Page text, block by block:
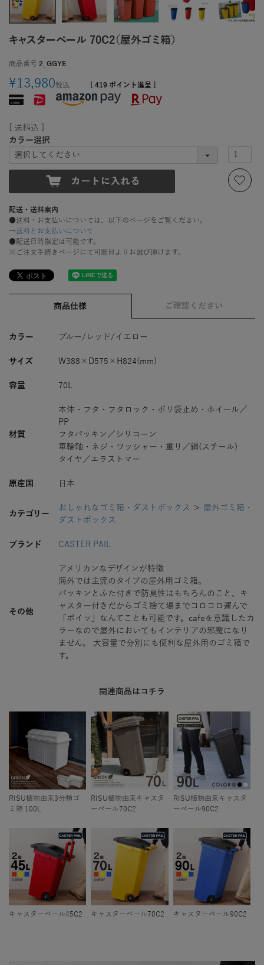
キャスターペール 70C2（屋外ゴミ箱）
商品番号 2_GGYE
¥13,980税込 419 ポイント進呈 ]
送料込
カラー選択
配送・送料案内
●送料・お支払いについては、以下のページをご覧ください。
→送料とお支払いについて
●配送日時指定は可能です。
※ご注文手続きページにて可能日よりお選び頂けます。
商品仕様 ご確認ください
カラー ブルー/レッド/イエロー
サイズ W388×D575×H824(mm)
容量 70L
材質
本体・フタ・フタロック・ポリ袋止め・ホイール／
PP
フタパッキン／シリコーン
車輪軸・ネジ・ワッシャー・重り／鋼(スチール)
タイヤ／エラストマー
原産国 日本
カテゴリー
おしゃれなゴミ箱・ダストボックス ＞ 屋外ゴミ箱・
ダストボックス
ブランド CASTER PAIL
その他
アメリカンなデザインが特徴
海外では主流のタイプの屋外用ゴミ箱。
パッキンとふた付きで防臭性はもちろんのこと、キ
ャスター付きだからゴミ捨て場までコロコロ運んで
「ポイッ」なんてことも可能です。cafeを意識したカ
ラーなので屋外においてもインテリアの邪魔になり
ません。
大容量で分別にも便利な屋外用のゴミ箱で
す。
関連商品はコチラ
RISU植物由来3分類ゴ
ミ箱 100L
RISU植物由来キャスタ
ーペール70C2
RISU植物由来キャスタ
ーペール90C2
キャスターペール45C2 キャスターペール70C2 キャスターペール90C2